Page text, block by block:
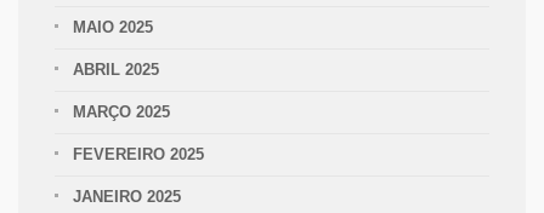
MAIO 2025
ABRIL 2025
MARÇO 2025
FEVEREIRO 2025
JANEIRO 2025